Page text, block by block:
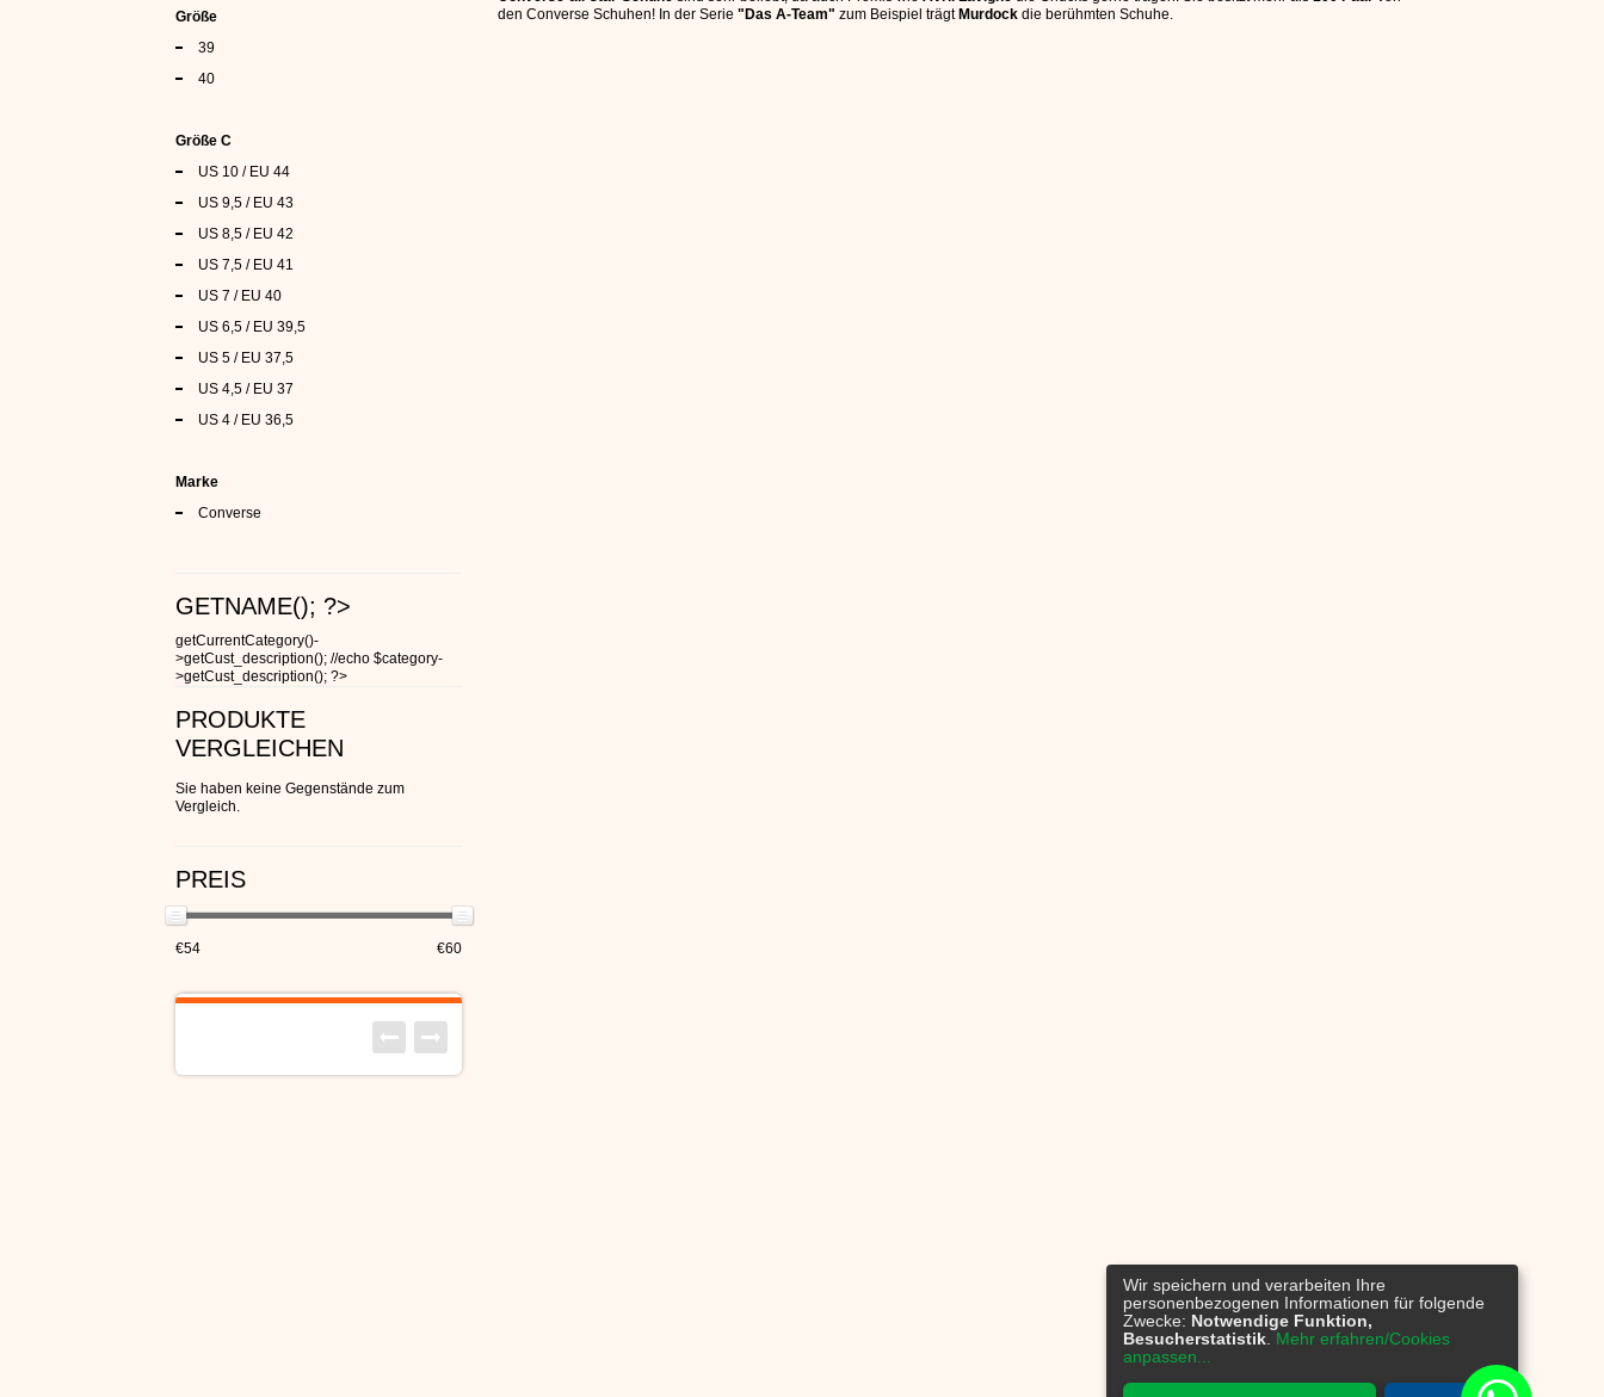
den Converse Schuhen! In der Serie "Das A-Team" zum Beispiel trägtMurdock die berühmten Schuhe.
Größe
39
40
Größe C
US 10 / EU 44
US 9,5 / EU 43
US 8,5 / EU 42
US 7,5 / EU 41
US 7 / EU 40
US 6,5 / EU 39,5
US 5 / EU 37,5
US 4,5 / EU 37
US 4 / EU 36,5
Marke
Converse
GETNAME(); ?>
getCurrentCategory()-
>getCust_description(); //echo $category-
>getCust_description(); ?>
PRODUKTE
VERGLEICHEN
Sie haben keine Gegenstände zum
Vergleich.
PREIS
€54 €60
Wir speichern und verarbeiten Ihre
personenbezogenen Informationen für folgende
Zwecke: Notwendige Funktion,
Besucherstatistik Mehr erfahren/Cookies
anpassen...